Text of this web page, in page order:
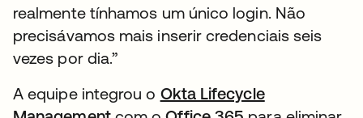
realmente tínhamos um único login. Não
precisávamos mais inserir credenciais seis
vezes por dia.”
A equipe integrou o Okta Lifecycle